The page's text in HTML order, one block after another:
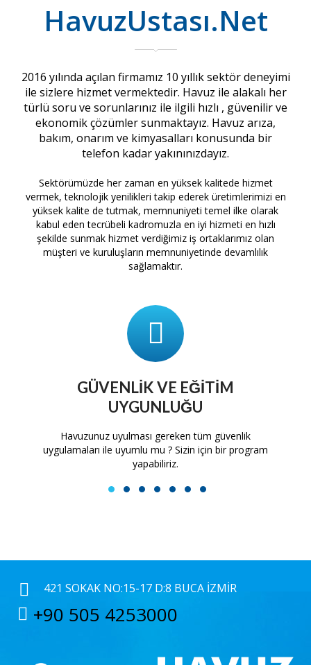
HavuzUstası.Net
2016 yılında açılan firmamız 10 yıllık sektör deneyimi
ile sizlere hizmet vermektedir. Havuz ile alakalı her
türlü soru ve sorunlarınız ile ilgili hızlı , güvenilir ve
ekonomik çözümler sunmaktayız. Havuz arıza,
bakım, onarım ve kimyasalları konusunda bir
telefon kadar yakınınızdayız.
Sektörümüzde her zaman en yüksek kalitede hizmet
vermek, teknolojik yenilikleri takip ederek üretimlerimizi en
yüksek kalite de tutmak, memnuniyeti temel ilke olarak
kabul eden tecrübeli kadromuzla en iyi hizmeti en hızlı
şekilde sunmak hizmet verdiğimiz iş ortaklarımız olan
müşteri ve kuruluşların memnuniyetinde devamlılık
sağlamaktır.
GÜVENLIK VE EĞITIM
UYGUNLUĞU
Havuzunuz uyulması gereken tüm güvenlik
uygulamaları ile uyumlu mu ? Sizin için bir program
yapabiliriz.
1 2 3 4 5 6 7
421 SOKAK NO:15-17 D:8 BUCA İZMIR
+90 505 4253000